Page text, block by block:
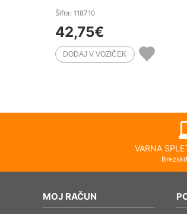
Šifra: 118710
42,75€
VARNA
MOJ RAČUN